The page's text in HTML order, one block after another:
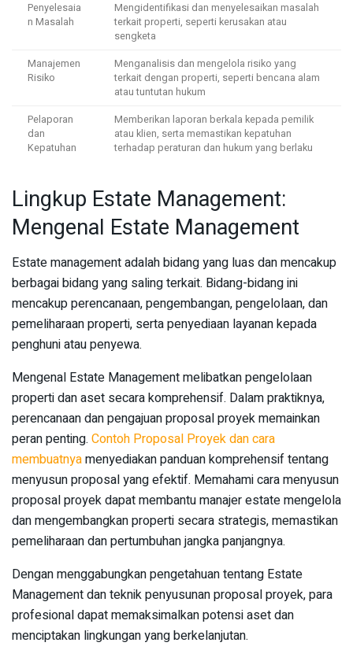
Penyelesaia
n Masalah
Mengidentifikasi dan menyelesaikan masalah
terkait properti, seperti kerusakan atau
sengketa
Manajemen
Risiko
Menganalisis dan mengelola risiko yang
terkait dengan properti, seperti bencana alam
atau tuntutan hukum
Pelaporan
dan
Kepatuhan
Memberikan laporan berkala kepada pemilik
atau klien, serta memastikan kepatuhan
terhadap peraturan dan hukum yang berlaku
Lingkup Estate Management:
Mengenal Estate Management
Estate management adalah bidang yang luas dan mencakup
berbagai bidang yang saling terkait. Bidang-bidang ini
mencakup perencanaan, pengembangan, pengelolaan, dan
pemeliharaan properti, serta penyediaan layanan kepada
penghuni atau penyewa.
Mengenal Estate Management melibatkan pengelolaan
properti dan aset secara komprehensif. Dalam praktiknya,
perencanaan dan pengajuan proposal proyek memainkan
peran penting. Contoh Proposal Proyek dan cara
membuatnyamenyediakan panduan komprehensif tentang
menyusun proposal yang efektif. Memahami cara menyusun
proposal proyek dapat membantu manajer estate mengelola
dan mengembangkan properti secara strategis, memastikan
pemeliharaan dan pertumbuhan jangka panjangnya.
Dengan menggabungkan pengetahuan tentang Estate
Management dan teknik penyusunan proposal proyek, para
profesional dapat memaksimalkan potensi aset dan
menciptakan lingkungan yang berkelanjutan.